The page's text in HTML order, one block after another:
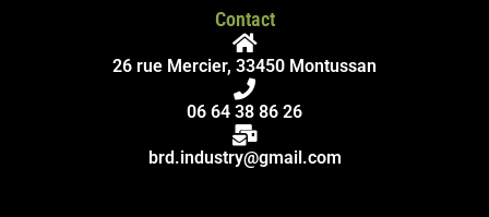
Contact
26 rue Mercier, 33450 Montussan
06 64 38 86 26
brd.industry@gmail.com